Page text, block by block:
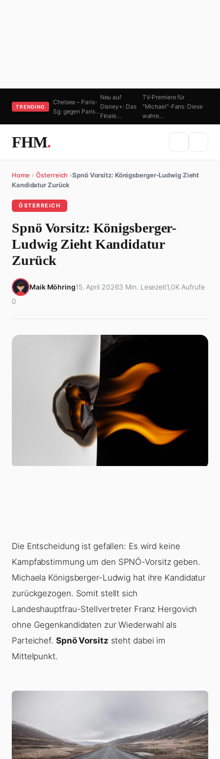
TRENDING
Chelsea – Paris-
Sg: gegen Paris…
Neu auf
Disney+: Das
Finale…
TV-Premiere für
"Michael"-Fans: Diese
wahre…
FHM.
Home › Österreich ›Spnö Vorsitz: Königsberger-Ludwig Zieht
Kandidatur Zurück
ÖSTERREICH
Spnö Vorsitz: Königsberger-
Ludwig Zieht Kandidatur
Zurück
Maik Möhring15. April 20263 Min. Lesezeit1,0K Aufrufe
0
Die Entscheidung ist gefallen: Es wird keine
Kampfabstimmung um den SPNÖ-Vorsitz geben.
Michaela Königsberger-Ludwig hat ihre Kandidatur
zurückgezogen. Somit stellt sich
Landeshauptfrau-Stellvertreter Franz Hergovich
ohne Gegenkandidaten zur Wiederwahl als
Parteichef. Spnö Vorsitz steht dabei im
Mittelpunkt.